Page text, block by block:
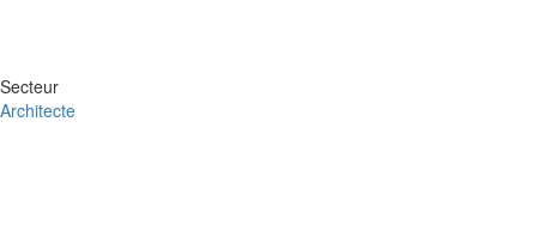
Secteur
Architecte